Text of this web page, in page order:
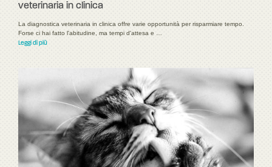
veterinaria in clinica
La diagnostica veterinaria in clinica offre varie opportunità per risparmiare tempo.
Forse ci hai fatto l'abitudine, ma tempi d'attesa e …
Leggi di più